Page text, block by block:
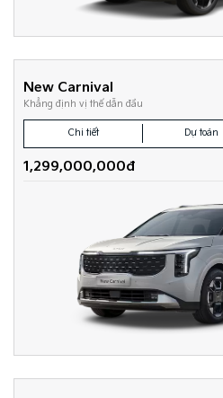
New Carnival
Khẳng định vị thế dẫn đầu
Chi tiết Dự toán
1,299,000,000đ